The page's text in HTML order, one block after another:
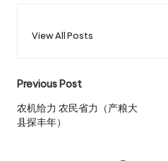
View All Posts
Post
navigation
Previous Post
农机给力 农民省力（产粮大
县探丰年）